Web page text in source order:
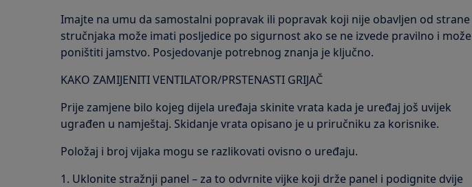
Imajte na umu da samostalni popravak ili popravak koji nije obavljen od strane
stručnjaka može imati posljedice po sigurnost ako se ne izvede pravilno i može
poništiti jamstvo. Posjedovanje potrebnog znanja je ključno.
KAKO ZAMIJENITI VENTILATOR/PRSTENASTI GRIJAČ
Prije zamjene bilo kojeg dijela uređaja skinite vrata kada je uređaj još uvijek
ugrađen u namještaj. Skidanje vrata opisano je u priručniku za korisnike.
Položaj i broj vijaka mogu se razlikovati ovisno o uređaju.
1. Uklonite stražnji panel – za to odvrnite vijke koji drže panel i podignite dvije